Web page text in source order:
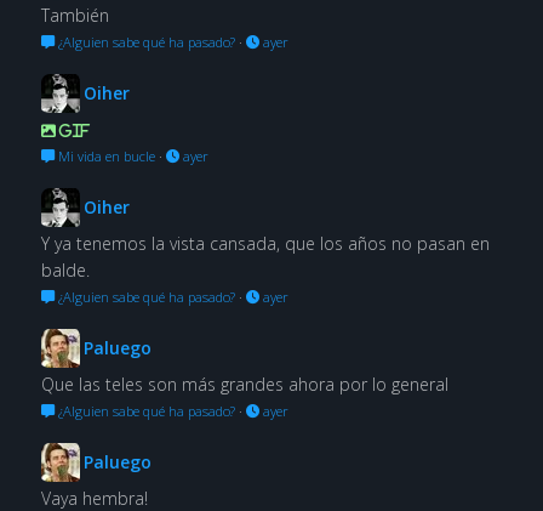
También
¿Alguien sabe qué ha pasado?· ayer
Oiher
GIF
Mi vida en bucle· ayer
Oiher
Y ya tenemos la vista cansada, que los años no pasan en
balde.
¿Alguien sabe qué ha pasado?· ayer
Paluego
Que las teles son más grandes ahora por lo general
¿Alguien sabe qué ha pasado?· ayer
Paluego
Vaya hembra!